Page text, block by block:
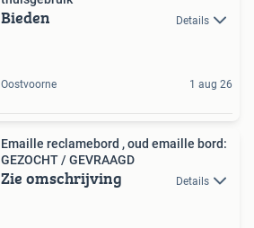
Bieden Details
Oostvoorne 1 aug 26
Emaille reclamebord , oud emaille bord:
GEZOCHT / GEVRAAGD
Zie omschrijving Details